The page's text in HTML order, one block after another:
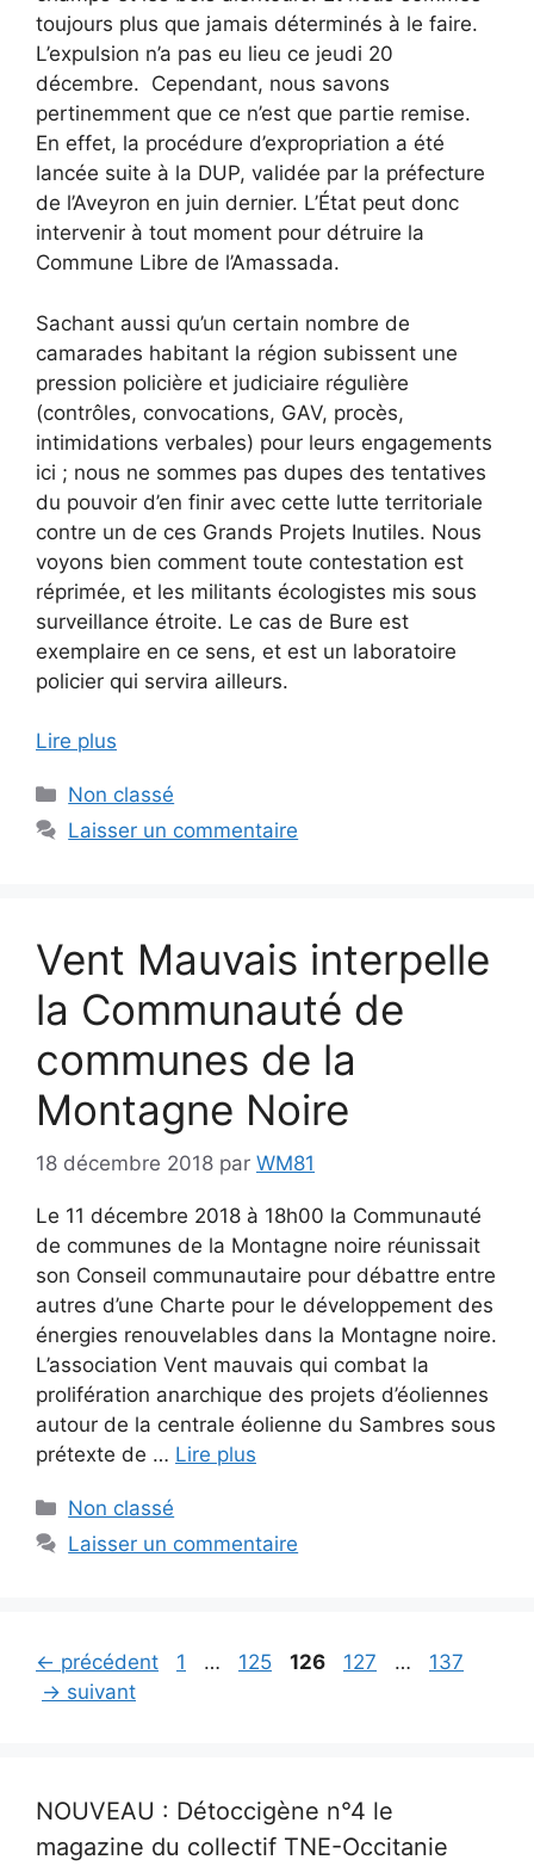
toujours plus que jamais déterminés à le faire.
L’expulsion n’a pas eu lieu ce jeudi 20
décembre. Cependant, nous savons
pertinemment que ce n’est que partie remise.
En effet, la procédure d’expropriation a été
lancée suite à la DUP, validée par la préfecture
de l’Aveyron en juin dernier. L’État peut donc
intervenir à tout moment pour détruire la
Commune Libre de l’Amassada.
Sachant aussi qu’un certain nombre de
camarades habitant la région subissent une
pression policière et judiciaire régulière
(contrôles, convocations, GAV, procès,
intimidations verbales) pour leurs engagements
ici ; nous ne sommes pas dupes des tentatives
du pouvoir d’en finir avec cette lutte territoriale
contre un de ces Grands Projets Inutiles. Nous
voyons bien comment toute contestation est
réprimée, et les militants écologistes mis sous
surveillance étroite. Le cas de Bure est
exemplaire en ce sens, et est un laboratoire
policier qui servira ailleurs.
Lire plus
Catégories
Non classé
Laisser un commentaire
Vent Mauvais interpelle
la Communauté de
communes de la
Montagne Noire
18 décembre 2018 par WM81
Le 11 décembre 2018 à 18h00 la Communauté
de communes de la Montagne noire réunissait
son Conseil communautaire pour débattre entre
autres d’une Charte pour le développement des
énergies renouvelables dans la Montagne noire.
L’association Vent mauvais qui combat la
prolifération anarchique des projets d’éoliennes
autour de la centrale éolienne du Sambres sous
prétexte de … Lire plus
Catégories
Non classé
Laisser un commentaire
← précédent Page
1 … Page
125 Page
126 Page
127 … Page
137
→ suivant
NOUVEAU : Détoccigène n°4 le
magazine du collectif TNE-Occitanie